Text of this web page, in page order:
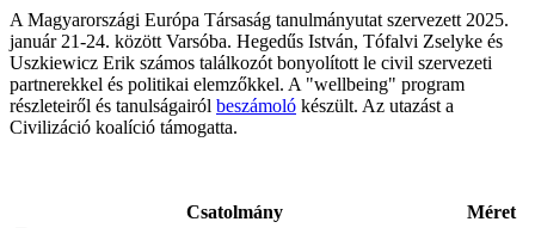
A Magyarországi Európa Társaság tanulmányutat szervezett 2025.
január 21-24. között Varsóba. Hegedűs István, Tófalvi Zselyke és
Uszkiewicz Erik számos találkozót bonyolított le civil szervezeti
partnerekkel és politikai elemzőkkel. A "wellbeing" program
részleteiről és tanulságairól beszámoló készült. Az utazást a
Civilizáció koalíció támogatta.
Csatolmány
Méret